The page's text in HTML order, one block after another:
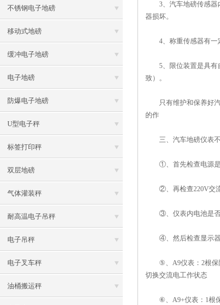
不锈钢电子地磅
移动式地磅
缓冲电子地磅
电子地磅
防爆电子地磅
U型电子秤
标签打印秤
双层地磅
气体灌装秤
耐高温电子吊秤
电子吊秤
电子叉车秤
油桶搬运秤
3、汽车地磅传感器内
器损坏。
4、称重传感器有一定
5、限位装置是具有自
致）。
只有维护和保养好汽
的作
三、汽车地磅仪表
①、首先检查电源是
②、再检查220V交流
③、仪表内电池是否
④、然后检查显示器后
⑤、A9仪表：2根保险
切换交流电工作状态
⑥、A9+仪表：1根保